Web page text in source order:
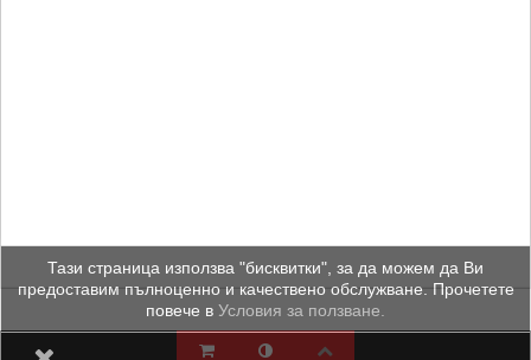
Тази страница използва "бисквитки", за да можем да Ви
предоставим пълноценно и качествено обслужване. Прочетете
повече в Условия за ползване.